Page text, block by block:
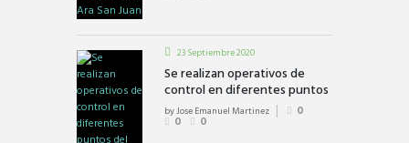
23 Septiembre 2020
Se realizan operativos de
control en diferentes puntos
del municipio
byJose Emanuel Martinez
0
0
0